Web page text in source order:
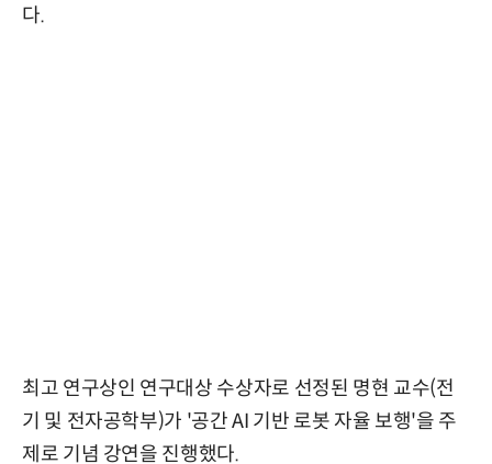
다.
최고 연구상인 연구대상 수상자로 선정된 명현 교수(전
기 및 전자공학부)가 '공간 AI 기반 로봇 자율 보행'을 주
제로 기념 강연을 진행했다.